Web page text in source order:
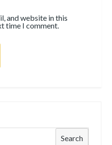
and website in this
time I comment.
Search